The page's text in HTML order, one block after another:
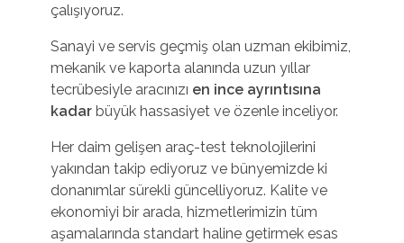
çalışıyoruz.
Sanayi ve servis geçmiş olan uzman ekibimiz,
mekanik ve kaporta alanında uzun yıllar
tecrübesiyle aracınızı en ince ayrıntısına
kadar büyük hassasiyet ve özenle inceliyor.
Her daim gelişen araç-test teknolojilerini
yakından takip ediyoruz ve bünyemizde ki
donanımlar sürekli güncelliyoruz. Kalite ve
ekonomiyi bir arada, hizmetlerimizin tüm
aşamalarında standart haline getirmek esas